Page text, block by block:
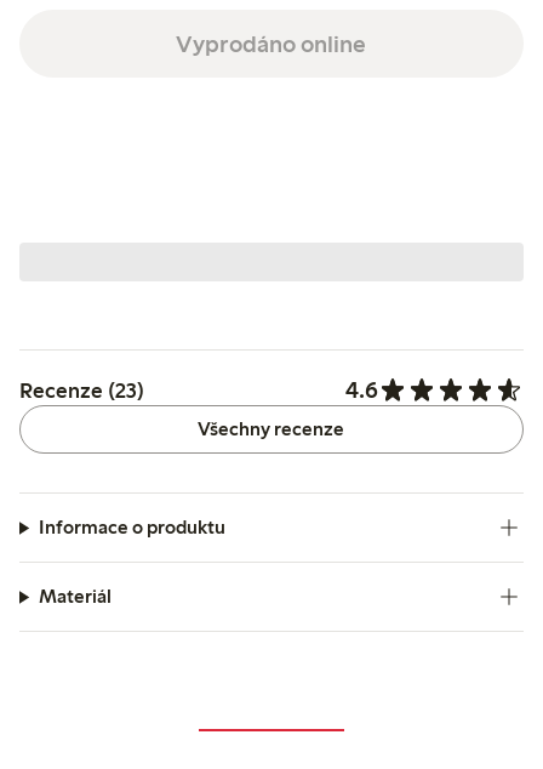
Vyprodáno online
Recenze (23) 4.6
Všechny recenze
Informace o produktu
Materiál